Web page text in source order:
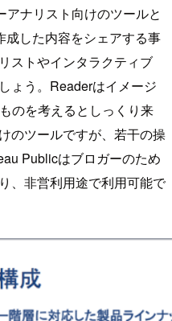
ナリスト向けのツールと
成した内容をシェアする事
ストやインタラクティブ
ょう。Readerはイメージ
のを考えるとしっくり来
のツールですが、若干の操
Publicはブロガーのため
、非営利用途で利用可能で